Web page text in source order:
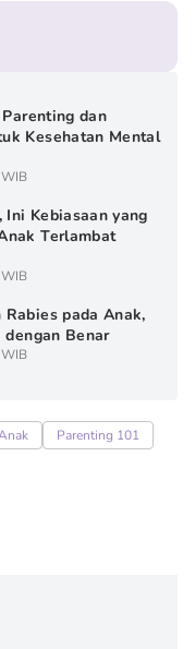
dan
Kesehatan Mental
Ini Kebiasaan yang
Terlambat
Rabies pada Anak,
dengan Benar
Parenting 101